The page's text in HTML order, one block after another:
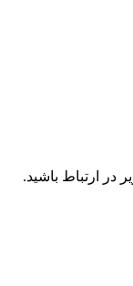
در ارتباط باشید.